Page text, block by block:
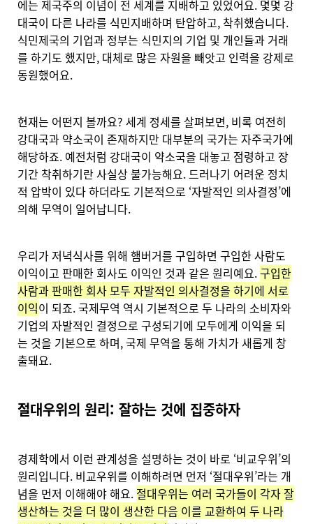
에는 제국주의 이념이 전 세계를 지배하고 있었어요. 몇몇 강
대국이 다른 나라를 식민지배하며 탄압하고, 착취했습니다.
식민제국의 기업과 정부는 식민지의 기업 및 개인들과 거래
를 하기도 했지만, 대체로 많은 자원을 빼앗고 인력을 강제로
동원했어요.
현재는 어떤지 볼까요? 세계 정세를 살펴보면, 비록 여전히
강대국과 약소국이 존재하지만 대부분의 국가는 자주국가에
해당하죠. 예전처럼 강대국이 약소국을 대놓고 점령하고 장
기간 착취하기란 사실상 불가능해요. 드러나기 어려운 정치
적 압박이 있다 하더라도 기본적으로 ‘자발적인 의사결정’에
의해 무역이 일어납니다.
우리가 저녁식사를 위해 햄버거를 구입하면 구입한 사람도
이익이고 판매한 회사도 이익인 것과 같은 원리예요.구입한
사람과 판매한 회사 모두 자발적인 의사결정을 하기에 서로
이익이 되죠. 국제무역 역시 기본적으로 두 나라의 소비자와
기업의 자발적인 결정으로 구성되기에 모두에게 이익을 되
는 것을 기본으로 하며, 국제 무역을 통해 가치가 새롭게 창
출돼요.
절대우위의 원리: 잘하는 것에 집중하자
경제학에서 이런 관계성을 설명하는 것이 바로 ‘비교우위’의
원리입니다. 비교우위를 이해하려면 먼저 ‘절대우위’라는 개
념을 먼저 이해해야 해요. 절대우위는 여러 국가들이 각자 잘
생산하는 것을 더 많이 생산한 다음 이를 교환하여 두 나라